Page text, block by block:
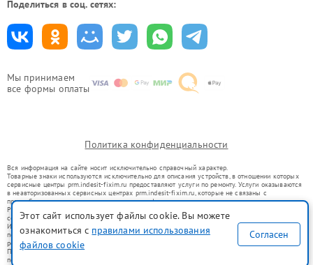
Мы принимаем
все формы оплаты
Поделиться в соц. сетях:
Политика конфиденциальности
Вся информация на сайте носит исключительно справочный характер.
Товарные знаки используются исключительно для описания устройств, в отношении которых
сервисные центры prm.indesit-fixim.ru предоставляют услуги по ремонту. Услуги оказываются
в неавторизованных сервисных центрах prm.indesit-fixim.ru, которые не связаны с
правообладателями товарных знаков или их официальными представителями.
Ремонт осуществляется для устройств, уже введенных в гражданский оборот в соответствии
со статьей 1487 ГК РФ.
Использование товарных знаков не преследует цели индивидуализации услуг или введения
потребителей в заблуждение, а служит для информирования о предоставляемых услугах по
ремонту техники указанных брендов.
Представленная на сайте информация не является публичной офертой, определяемой
положениями Статьи 437(2) Гражданского кодекса РФ
Этот сайт использует файлы cookie. Вы можете
ознакомиться с правилами использования
файлов cookie
Согласен